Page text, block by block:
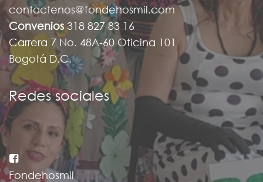
contactenos@fondehosmil.com
Convenios 318 827 83 16
Carrera 7 No. 48A-60 Oficina 101
Bogotá D.C.
Redes sociales
Fondehosmil